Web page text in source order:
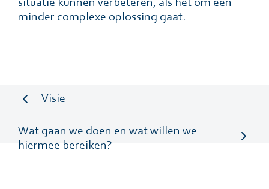
situatie kunnen verbeteren, als het om een
minder complexe oplossing gaat.
Visie
Wat gaan we doen en wat willen we
hiermee bereiken?